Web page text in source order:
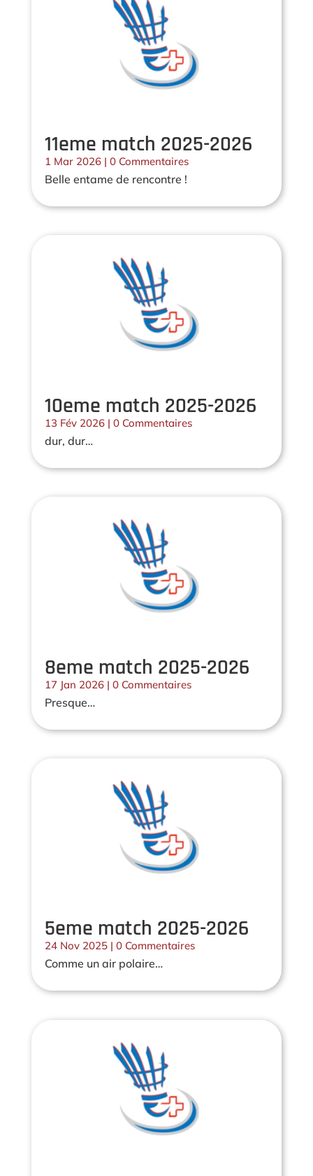
11eme match 2025-2026
1 Mar 2026| 0 Commentaires
Belle entame de rencontre !
10eme match 2025-2026
13 Fév 2026| 0 Commentaires
dur, dur…
8eme match 2025-2026
17 Jan 2026| 0 Commentaires
Presque…
5eme match 2025-2026
24 Nov 2025| 0 Commentaires
Comme un air polaire…